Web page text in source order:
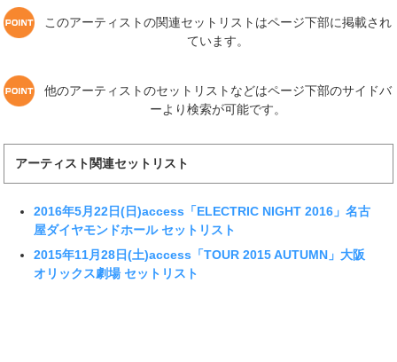
このアーティストの関連セットリストはページ下部に掲載され
ています。
他のアーティストのセットリストなどはページ下部のサイドバ
ーより検索が可能です。
アーティスト関連セットリスト
2016年5月22日(日)access「ELECTRIC NIGHT 2016」名古
屋ダイヤモンドホール セットリスト
2015年11月28日(土)access「TOUR 2015 AUTUMN」大阪
オリックス劇場 セットリスト